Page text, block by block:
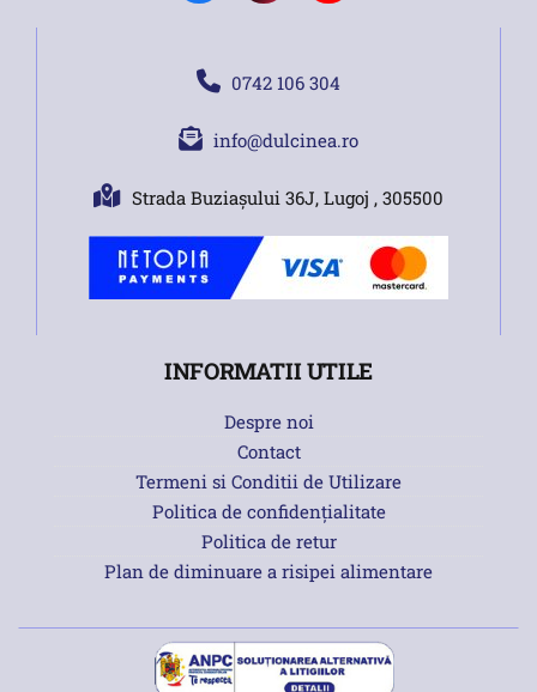
0742 106 304
info@dulcinea.ro
Strada Buziașului 36J, Lugoj , 305500
INFORMATII UTILE
Despre noi
Contact
Termeni si Conditii de Utilizare
Politica de confidențialitate
Politica de retur
Plan de diminuare a risipei alimentare